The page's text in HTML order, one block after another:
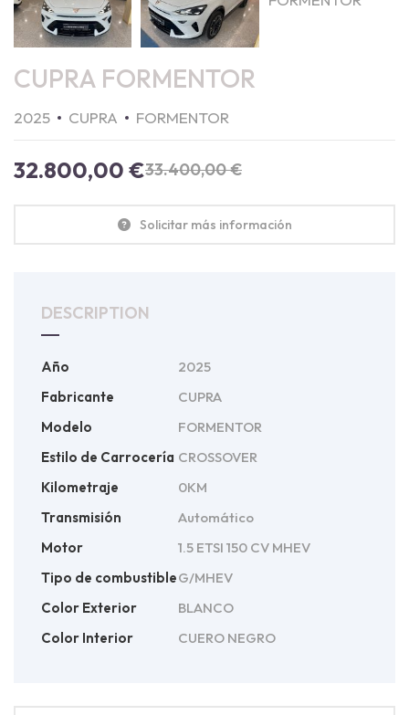
CUPRA FORMENTOR
2025 CUPRA FORMENTOR
33.400,00€
32.800,00 €
Solicitar más información
DESCRIPTION
Año
2025
Fabricante
CUPRA
Modelo
FORMENTOR
Estilo de Carrocería CROSSOVER
Kilometraje
0KM
Transmisión
Automático
Motor
1.5 ETSI 150 CV MHEV
Tipo de combustibleG/MHEV
Color Exterior
BLANCO
Color Interior
CUERO NEGRO